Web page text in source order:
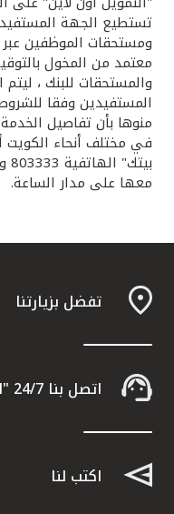
تستطيع الجهة
ومستحقات الموظفين
معتمد من المخول
والمستحقات للبنك ،
المستفيدين وفقا
منوها بأن تفاصيل
في مختلف أنحاء الكويت
معها على مدار الساعة.
تفضل بزيارتنا
اتصل بنا 24/7 "الخدمة الهاتفية" 1803333
اكتب لنا